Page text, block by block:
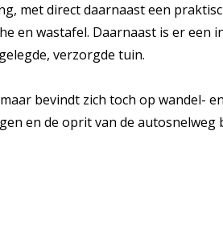
met direct daarnaast een
en wastafel. Daarnaast is er een
verzorgde tuin.
bevindt zich toch op wandel-
en de oprit van de